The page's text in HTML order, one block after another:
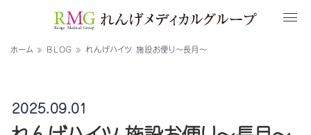
ホーム » BLOG »れんげハイツ 施設お便り〜長月〜
2025.09.01